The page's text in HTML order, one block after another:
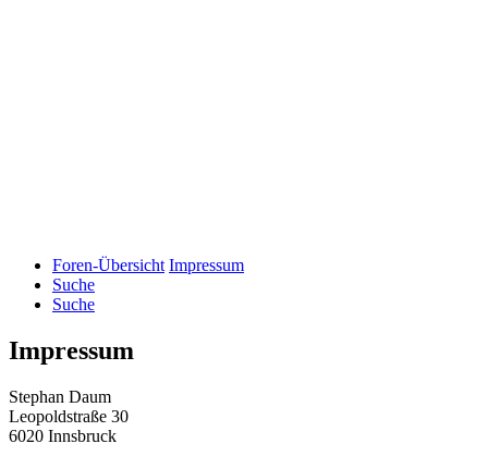
Foren-Übersicht Impressum
Suche
Suche
Impressum
Stephan Daum
Leopoldstraße 30
6020 Innsbruck